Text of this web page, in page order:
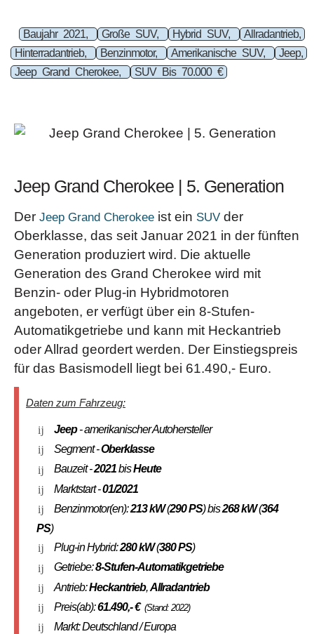
Baujahr 2021, Große SUV, Hybrid SUV,
Allradantrieb,
Hinterradantrieb,
Benzinmotor, Amerikanische SUV,
Jeep,
Jeep Grand Cherokee,
SUV Bis 70.000 €
Jeep Grand Cherokee | 5. Generation
Der Jeep Grand Cherokee ist ein SUV der
Oberklasse, das seit Januar 2021 in der fünften
Generation produziert wird. Die aktuelle
Generation des Grand Cherokee wird mit
Benzin- oder Plug-in Hybridmotoren
angeboten, er verfügt über ein 8-Stufen-
Automatikgetriebe und kann mit Heckantrieb
oder Allrad geordert werden. Der Einstiegspreis
für das Basismodell liegt bei 61.490,- Euro.
Daten zum Fahrzeug:
Jeep- amerikanischer Autohersteller
Segment -Oberklasse
Bauzeit -2021bisHeute
Marktstart -01/2021
Benzinmotor(en):213 kW(290 PS) bis268 kW(364
PS)
Plug-in Hybrid:280 kW(380 PS)
Getriebe:8-Stufen-Automatikgetriebe
Antrieb:Heckantrieb,Allradantrieb
Preis(ab):61.490,- € (Stand: 2022)
Markt: Deutschland / Europa